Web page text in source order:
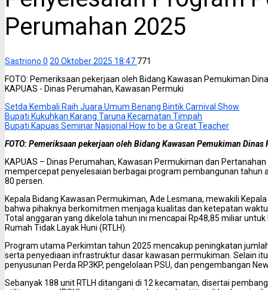
Perumahan 2025
Sastriono 0 20 Oktober 2025 18:47 771
FOTO: Pemeriksaan pekerjaan oleh Bidang Kawasan Pemukiman
KAPUAS - Dinas Perumahan, Kawasan Permuki
Setda Kembali Raih Juara Umum Benang Bintik Carnival Show
Bupati Kukuhkan Karang Taruna Kecamatan Timpah
Bupati Kapuas Seminar Nasional How to be a Great Teacher
FOTO: Pemeriksaan pekerjaan oleh Bidang Kawasan Pemukiman
KAPUAS – Dinas Perumahan, Kawasan Permukiman dan
mempercepat penyelesaian berbagai program pembangunan tahun
80 persen.
Kepala Bidang Kawasan Permukiman, Ade Lesmana, mewakili
bahwa pihaknya berkomitmen menjaga kualitas dan ketepatan
Total anggaran yang dikelola tahun ini mencapai Rp48,85 miliar
Rumah Tidak Layak Huni (RTLH).
Program utama Perkimtan tahun 2025 mencakup peningkatan
serta penyediaan infrastruktur dasar kawasan permukiman. Selain
penyusunan Perda RP3KP, pengelolaan PSU, dan pengembangan
Sebanyak 188 unit RTLH ditangani di 12 kecamatan, disertai